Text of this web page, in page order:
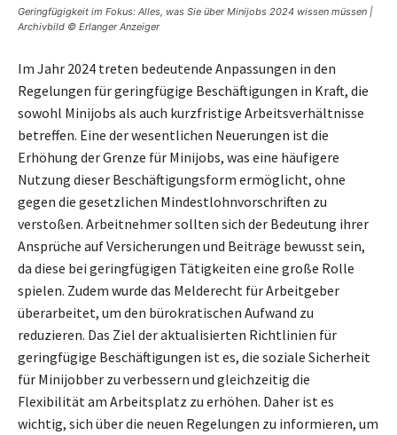
Geringfügigkeit im Fokus: Alles, was Sie über Minijobs 2024 wissen müssen |
Archivbild © Erlanger Anzeiger
Im Jahr 2024 treten bedeutende Anpassungen in den
Regelungen für geringfügige Beschäftigungen in Kraft, die
sowohl Minijobs als auch kurzfristige Arbeitsverhältnisse
betreffen. Eine der wesentlichen Neuerungen ist die
Erhöhung der Grenze für Minijobs, was eine häufigere
Nutzung dieser Beschäftigungsform ermöglicht, ohne
gegen die gesetzlichen Mindestlohnvorschriften zu
verstoßen. Arbeitnehmer sollten sich der Bedeutung ihrer
Ansprüche auf Versicherungen und Beiträge bewusst sein,
da diese bei geringfügigen Tätigkeiten eine große Rolle
spielen. Zudem wurde das Melderecht für Arbeitgeber
überarbeitet, um den bürokratischen Aufwand zu
reduzieren. Das Ziel der aktualisierten Richtlinien für
geringfügige Beschäftigungen ist es, die soziale Sicherheit
für Minijobber zu verbessern und gleichzeitig die
Flexibilität am Arbeitsplatz zu erhöhen. Daher ist es
wichtig, sich über die neuen Regelungen zu informieren, um